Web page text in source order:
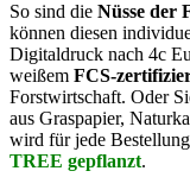
So sind die Nüsse der
können diesen
Digitaldruck nach 4c
weißem FCS-
Forstwirtschaft. Oder
aus Graspapier,
wird für jede
TREE gepflanzt.